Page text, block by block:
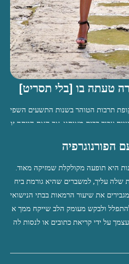
טעתה בו [בלי תסריט]
תרבות הטוהר בשנות התשעים השפי
עבור רבים מאיתנו. אך האם הייתה זו
שלה מלאה בסיפורי זוועות המתארים
עצמית ותפיסות מעוותות של עצמנו
תקופה זו, נוצרו תפיסות שגויות שגרמ
הפורנוגרפיה
היא תופעה מקולקלת שמזיקה מאוד.
שלה עליך, למשברים שהיא גורמת ביח
את שיעור הרמאות בבתי הנישואי
300%. ניסית להתפלל ולבקש מעומק הלב שייקח ממך א
על ידי קריאת כתובים או לנסות לה